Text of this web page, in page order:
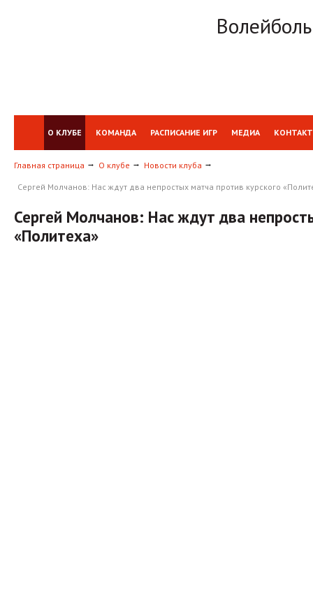
О КЛУБЕ КОМАНДА РАСПИСАНИЕ ИГР МЕДИА
Главная страница О клубе Новости клуба
Сергей Молчанов: Нас ждут два непростых матча против курского
Сергей Молчанов: Нас ждут два
«Политеха»